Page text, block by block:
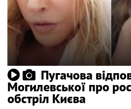
Пугачова
Могилевської про
обстріл Києва